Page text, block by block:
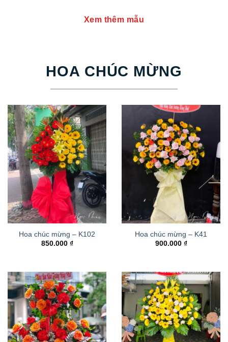
Xem thêm mẫu
HOA CHÚC MỪNG
Hoa chúc mừng – K102
850.000 ₫
Hoa chúc mừng – K41
900.000 ₫